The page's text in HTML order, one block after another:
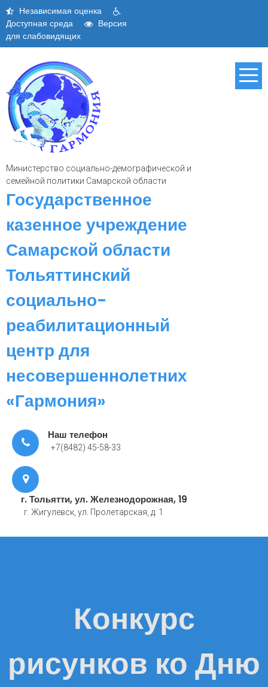
Skip
content
Независимая оценка
Доступная среда
Версия
для слабовидящих
Министерство социально-демографической и
семейной политики Самарской области
Государственное
казенное учреждение
Самарской области
Тольяттинский
социально-
реабилитационный
центр для
несовершеннолетних
«Гармония»
Наш телефон
+7(8482) 45-58-33
г. Тольятти, ул. Железнодорожная, 19
г. Жигулевск, ул. Пролетарская, д. 1
Конкурс
рисунков ко Дню